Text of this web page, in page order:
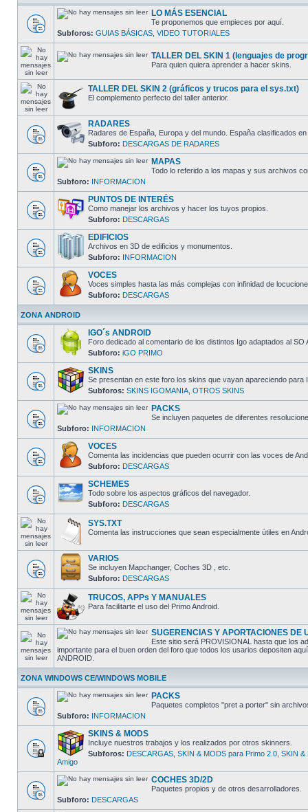
LO MÁS ESENCIAL
Te proponemos que empieces por aquí.
Subforos: GUIAS BÁSICAS VIDEO TUTORIALES
TALLER DEL SKIN 1 (lenguajes de
Para quien quiera aprender a hacer skins.
TALLER DEL SKIN 2 (gráficos y trucos para el sys.txt)
El complemento perfecto del taller anterior.
RADARES
Radares de España, Europa y del mundo. España clasificados
Subforo: DESCARGAS DE RADARES
MAPAS
Todo lo referido a los mapas y sus archivos
Subforo: INFORMACION
PUNTOS DE INTERÉS
Como manejar los archivos y hacer los tuyos propios.
Subforo: DESCARGAS
EDIFICIOS
Archivos en 3D de edificios y monumentos.
Subforo: INFORMACION
VOCES
Voces simples hasta las más complejas con infinidad de
Subforo: DESCARGAS
ZONA ANDROID
IGO´s ANDROID
Foro dedicado al comentario de los distintos Igo adaptados al SO
Subforo: iGO PRIMO
SKINS
Se presentan en este foro los skins que vayan apareciendo para
Subforos: SKINS IGOMANIA OTROS SKINS
PACKS
Se incluyen paquetes de diferentes
Subforo: INFORMACION
VOCES
Comenta las incidencias que pueden ocurrir con las voces de
Subforo: DESCARGAS
SCHEMES
Todo sobre los aspectos gráficos del navegador.
Subforo: DESCARGAS
SYS.TXT
Comenta las instrucciones que sean especialmente útiles en
VARIOS
Se incluyen Mapchanger, Coches 3D , etc.
Subforo: DESCARGAS
TRUCOS, APPs Y MANUALES
Para facilitarte el uso del Primo Android.
SUGERENCIAS Y APORTACIONES DE
Este sitio será PROVISIONAL hasta que los
importante para el buen orden del foro que todos los usarios depositen
ANDROID.
ZONA WINDOWS CE/WINDOWS MOBILE
PACKS
Paquetes completos "pret a porter" sin
Subforo: INFORMACION
SKINS & MODS
Incluye nuestros trabajos y los realizados por otros skinners.
Subforos: DESCARGAS SKIN & MODS para Primo 2.0 SKIN &
Amigo
COCHES 3D/2D
Paquetes propios y de otros desarrolladores.
Subforo: DESCARGAS